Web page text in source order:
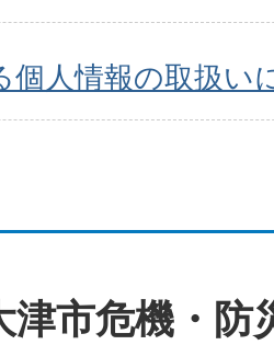
個人情報の取扱い
津市危機・防